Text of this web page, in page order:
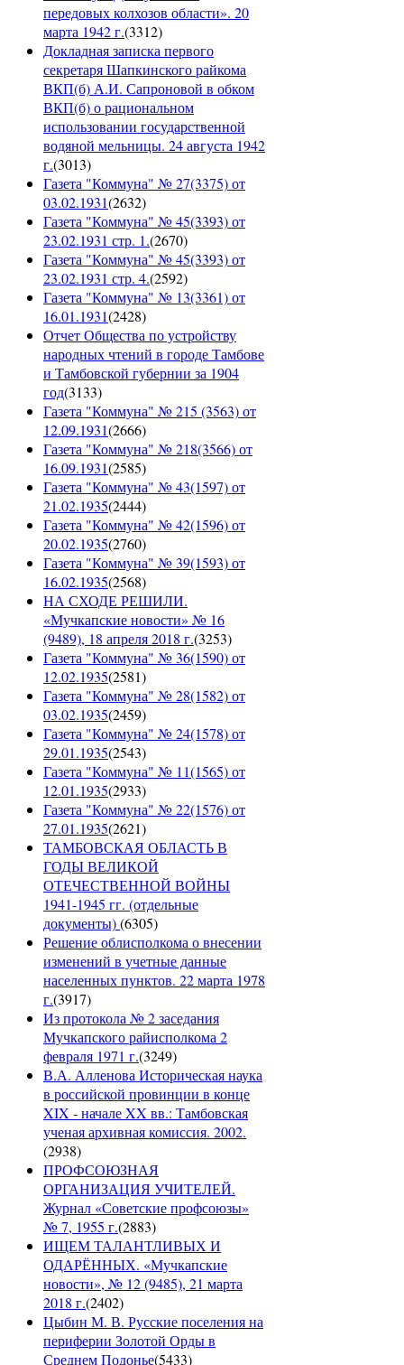
передовых колхозов области». 20
марта 1942 г.(3312)
Докладная записка первого
секретаря Шапкинского райкома
ВКП(б) А.И. Сапроновой в обком
ВКП(б) о рациональном
использовании государственной
водяной мельницы. 24 августа 1942
г.(3013)
Газета "Коммуна" № 27(3375) от
03.02.1931(2632)
Газета "Коммуна" № 45(3393) от
23.02.1931 стр. 1.(2670)
Газета "Коммуна" № 45(3393) от
23.02.1931 стр. 4.(2592)
Газета "Коммуна" № 13(3361) от
16.01.1931(2428)
Отчет Общества по устройству
народных чтений в городе Тамбове
и Тамбовской губернии за 1904
год(3133)
Газета "Коммуна" № 215 (3563) от
12.09.1931(2666)
Газета "Коммуна" № 218(3566) от
16.09.1931(2585)
Газета "Коммуна" № 43(1597) от
21.02.1935(2444)
Газета "Коммуна" № 42(1596) от
20.02.1935(2760)
Газета "Коммуна" № 39(1593) от
16.02.1935(2568)
НА СХОДЕ РЕШИЛИ.
«Мучкапские новости» № 16
(9489), 18 апреля 2018 г.(3253)
Газета "Коммуна" № 36(1590) от
12.02.1935(2581)
Газета "Коммуна" № 28(1582) от
03.02.1935(2459)
Газета "Коммуна" № 24(1578) от
29.01.1935(2543)
Газета "Коммуна" № 11(1565) от
12.01.1935(2933)
Газета "Коммуна" № 22(1576) от
27.01.1935(2621)
ТАМБОВСКАЯ ОБЛАСТЬ В
ГОДЫ ВЕЛИКОЙ
ОТЕЧЕСТВЕННОЙ ВОЙНЫ
1941-1945 гг. (отдельные
документы)(6305)
Решение облисполкома о внесении
изменений в учетные данные
населенных пунктов. 22 марта 1978
г.(3917)
Из протокола № 2 заседания
Мучкапского райисполкома 2
февраля 1971 г.(3249)
В.А. Алленова Историческая наука
в российской провинции в конце
XIX - начале XX вв.: Тамбовская
ученая архивная комиссия. 2002.
(2938)
ПРОФСОЮЗНАЯ
ОРГАНИЗАЦИЯ УЧИТЕЛЕЙ.
Журнал «Советские профсоюзы»
№ 7, 1955 г.(2883)
ИЩЕМ ТАЛАНТЛИВЫХ И
ОДАРЁННЫХ. «Мучкапские
новости», № 12 (9485), 21 марта
2018 г.(2402)
Цыбин М. В. Русские поселения на
периферии Золотой Орды в
Среднем Подонье(5433)